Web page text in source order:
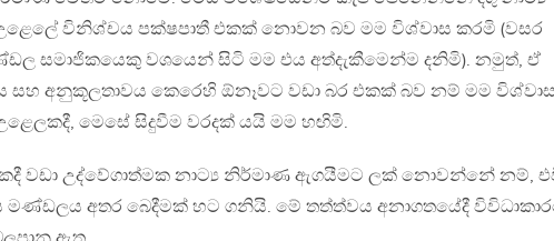
විනිශ්චය පක්ෂපාතී එකක් නොවන බව මම විශ්වාස කරමි (වසර
සමාජිකයෙකු වශයෙන් සිටි මම එය අත්දැකීමෙන්ම දනිමි). නමුත්, ඒ
සහ අනුකූලතාවය කෙරෙහි ඕනෑවට වඩා බර එකක් බව නම් මම
මෙසේ සිදුවීම වරදක් යයි මම හඟිමි.
වඩා උද්වේගාත්මක නාට්‍ය නිර්මාණ ඇගයීමට ලක් නොවන්නේ නම්,
අතර බෙදීමක් හට ගනියි. මේ තත්ත්වය අනාගතයේදී